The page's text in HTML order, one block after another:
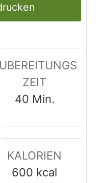
ZEIT
40Minuten
Min.
KALORIEN
600 kcal